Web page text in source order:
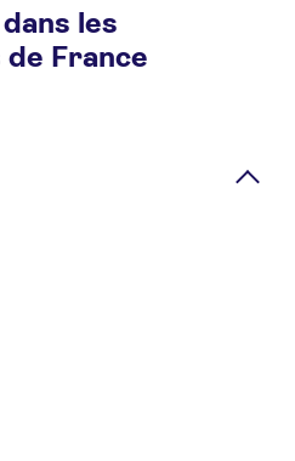
Argenteuil
les
France